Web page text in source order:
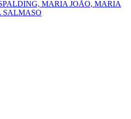
MARIA JOÃO, MARIA
SALMASO